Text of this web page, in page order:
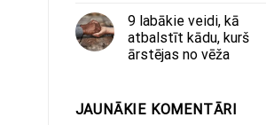
9 labākie veidi, kā
atbalstīt kādu, kurš
ārstējas no vēža
JAUNĀKIE KOMENTĀRI